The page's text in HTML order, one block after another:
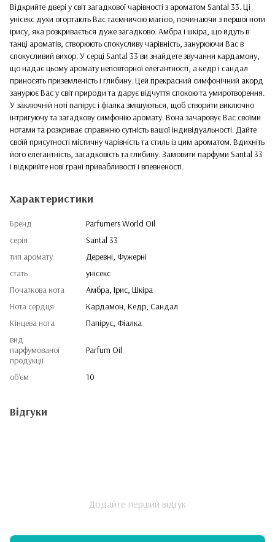
Відкрийте двері у світ загадкової чарівності з ароматом Santal 33. Ці
унісекс духи огортають Вас таємничою магією, починаючи з першої ноти
ірису, яка розкривається дуже загадково. Амбра і шкіра, що йдуть в
танці ароматів, створюють спокусливу чарівність, занурюючи Вас в
спокусливий вихор. У серці Santal 33 ви знайдете звучання кардамону,
що надає цьому аромату неповторної елегантності, а кедр і сандал
приносять приземленість і глибину. Цей прекрасний симфонічний акорд
занурює Вас у світ природи та дарує відчуття спокою та умиротворення.
У заключній ноті папірус і фіалка змішуються, щоб створити виключно
інтригуючу та загадкову симфонію аромату. Вона зачаровує Вас своїми
нотами та розкриває справжню сутність вашої індивідуальності. Дайте
своїй присутності містичну чарівність та стиль із цим ароматом. Вдихніть
його елегантність, загадковість та глибину. Замовити парфуми Santal 33
і відкрийте нові грані привабливості і впевненості.
Характеристики
Бренд
Parfumers World Oil
серія
Santal 33
тип аромату
Деревні, Фужерні
стать
унісекс
Початкова нота
Амбра, Ірис, Шкіра
Нота сердця
Кардамон, Кедр, Сандал
Кінцева нота
Папірус, Фіалка
вид
парфумованої
продукції
Parfum Oil
об'єм 10
Відгуки
Додайте перший відгук